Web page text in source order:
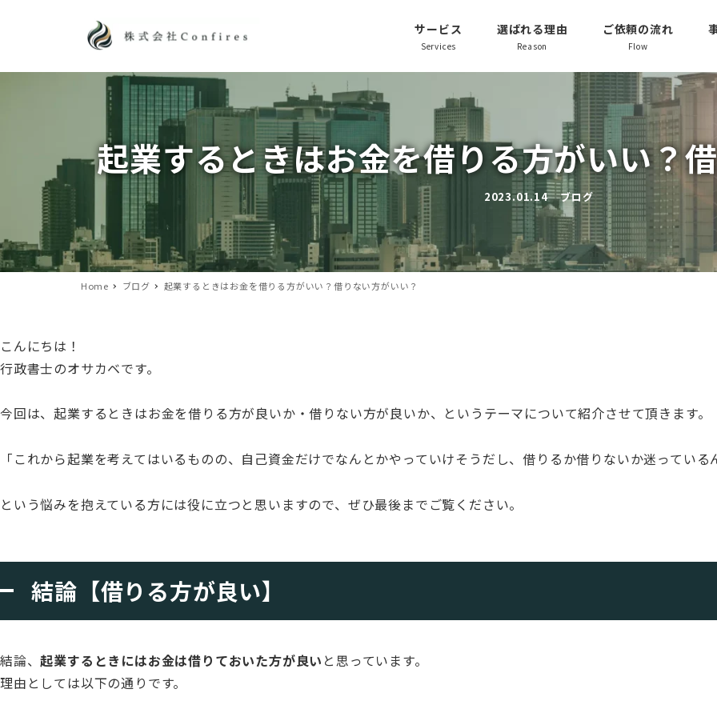
サービス
Services
選ばれる理由
Reason
ご依頼の流れ
Flow
起業するときはお金を借りる方がいい？
投稿日
2023.01.14
カテゴリー
ブログ
Home ブログ 起業するときはお金を借りる方がいい？借りない方がいい？
こんにちは！
行政書士のオサカベです。
今回は、起業するときはお金を借りる方が良いか・借りない方が良いか、というテーマについて紹介させて頂きます。
「これから起業を考えてはいるものの、自己資金だけでなんとかやっていけそうだし、借りるか借りないか迷っている
という悩みを抱えている方には役に立つと思いますので、ぜひ最後までご覧ください。
結論【借りる方が良い】
結論、起業するときにはお金は借りておいた方が良い と思っています。
理由としては以下の通りです。